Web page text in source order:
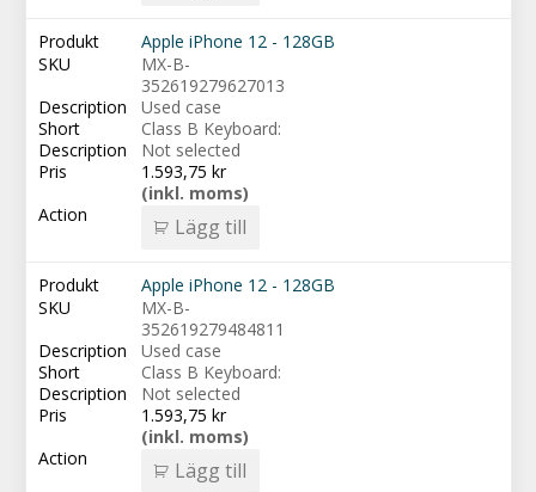
Apple iPhone 12 - 128GB
MX-B-
352619279627013
Used case
Class B Keyboard:
Not selected
1.593,75 kr
(inkl. moms)
Lägg till
Apple iPhone 12 - 128GB
MX-B-
352619279484811
Used case
Class B Keyboard:
Not selected
1.593,75 kr
(inkl. moms)
Lägg till